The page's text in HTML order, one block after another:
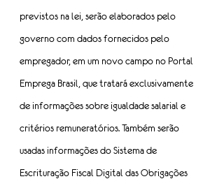
previstos na lei, serão elaborados pelo
governo com dados fornecidos pelo
empregador, em um novo campo no Portal
Emprega Brasil, que tratará exclusivamente
de informações sobre igualdade salarial e
critérios remuneratórios. Também serão
usadas informações do Sistema de
Escrituração Fiscal Digital das Obrigações